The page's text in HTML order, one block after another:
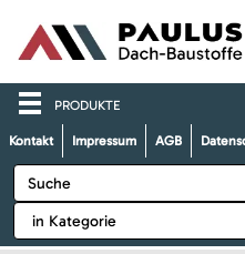
PRODUKTE
Kontakt Impressum AGB